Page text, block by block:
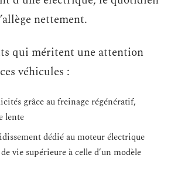
nettement.
qui méritent une attention
véhicules :
grâce au freinage régénératif,
lente
dédié au moteur électrique
vie supérieure à celle d’un modèle